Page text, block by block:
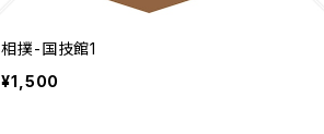
相撲-国技館1
¥1,500